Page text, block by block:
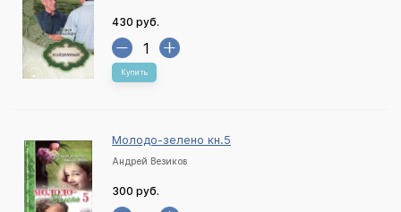
430 руб.
Купить
Молодо-зелено кн.5
Андрей Везиков
300 руб.